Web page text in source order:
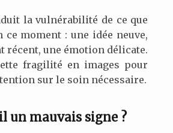
la vulnérabilité de ce que
ce moment : une idée neuve,
récent, une émotion délicate.
fragilité en images pour
sur le soin nécessaire.
un mauvais signe ?